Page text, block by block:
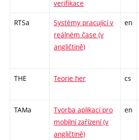
verifikace
RTSa
Systémy pracující v
reálném čase (v
angličtině)
en
THE Teorie her cs
TAMa
Tvorba aplikací pro
mobilní zařízení (v
angličtině)
en